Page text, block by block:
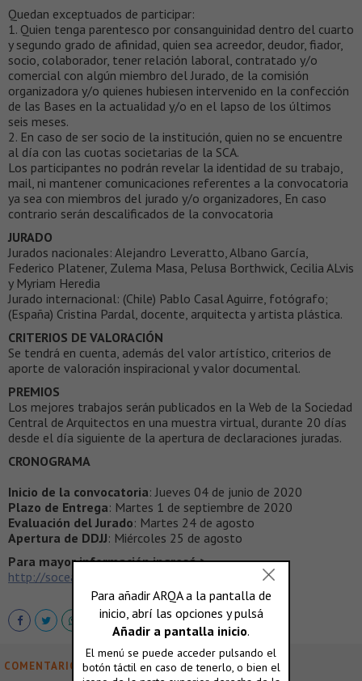
Quedan exceptuados de participar:
1. Quien tenga parentesco por consanguinidad dentro del cuarto
y segundo grado de afinidad, quien sea acreedor, deudor, fiador,
socio, colaborador, tener relación laboral, contratado y/o
comercial con algún miembro del Jurado, de la comisión
organizadora y/o quienes hubiesen intervenido en la confección
de las Bases en la actualidad y/o en el lapso de los últimos
seis meses.
2. En caso de ser socio de la institución, quien no se encuentre
al día con las cuotas societarias de la SCA.
Los participantes no podrán revelar la identidad de su trabajo,
mail, ni mantener comunicaciones referentes a la convocatoria
ya sea con miembros del jurado y/o organizadores, En caso
contrario serán descalificados de la convocatoria
JURADO
Jurados nacionales: Alejandro Leveratto, Albano García,
Federico Platener, Zulema Masa, Pelusa Borthwick, Cecilia ALvis
y Myriam Heredia
Jurado internacional: (Chile) Pablo Casal Aguirre, fotógrafo;
(España) Cristina Pardal, docente, arquitecta y artista plástica.
CRITERIOS DE VALORACIÓN
Se tendrá en cuenta, además del valor artístico, criterios de
aporte de valoración inspiracional y valor documental.
PREMIOS
Los mejores trabajos serán publicados en la Web de la Sociedad
Central de Arquitectos en una muestra virtual, durante 20 días
desde el día siguiente de la apertura de declaraciones juradas.
CRONOGRAMA
Inicio de la convocatoria: Jueves 04 de junio de 2020
Plazo de Entrega: Martes 1 de septiembre de 2020
Evaluación del Jurado: Martes 24 de agosto
Apertura de DDJJ: Miércoles 25 de agosto
Para mayor información ingresá >
http://socearq.org/2.0/cultura/
COMENTARIOS